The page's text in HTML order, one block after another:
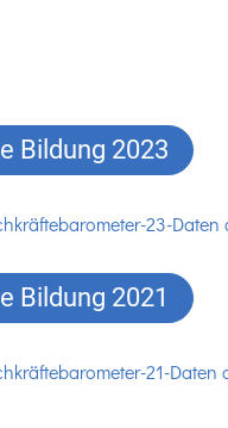
Bildung 2023
23-
Bildung 2021
21-